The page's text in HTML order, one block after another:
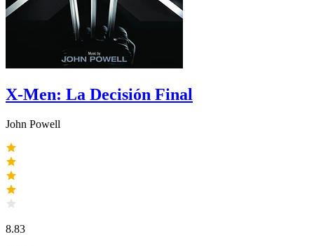
X-Men: La Decisión Final
John Powell
8.83